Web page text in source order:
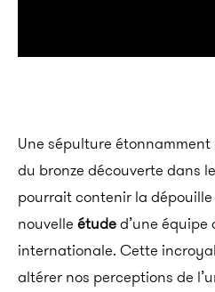
Une sépulture étonnamment
du bronze découverte dans
pourrait contenir la dépouille
nouvelle étuded’une équipe
internationale. Cette
altérer nos perceptions de